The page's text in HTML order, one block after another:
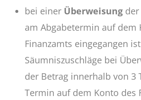
bei einer Überweisung
am Abgabetermin auf dem
Finanzamts eingegangen
Säumniszuschläge bei
der Betrag innerhalb von 3
Termin auf dem Konto des